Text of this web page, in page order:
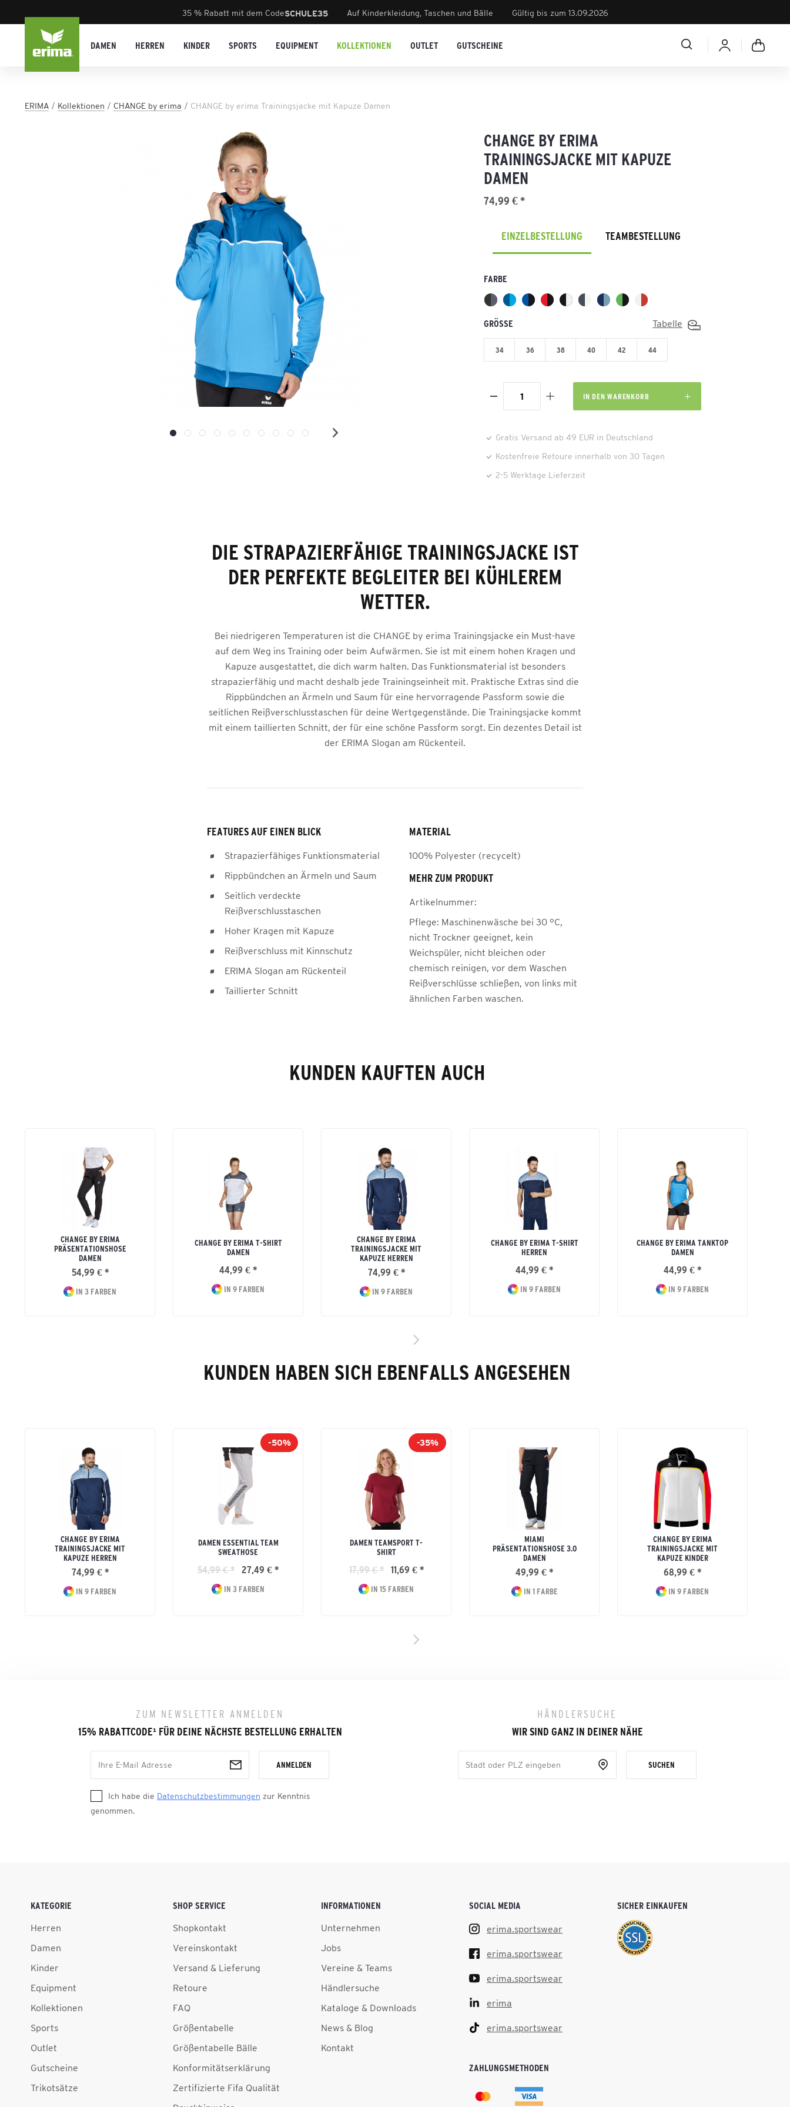
35 % Rabatt mit dem CodeSCHULE35 Auf Kinderkleidung, Taschen und Bälle Gültig bis zum 13.09.2026
DAMEN HERREN KINDER SPORTS EQUIPMENT KOLLEKTIONEN OUTLET GUTSCHEINE
ERIMA Kollektionen CHANGE by erima CHANGE by erima Trainingsjacke mit Kapuze Damen
CHANGE BY ERIMA
TRAININGSJACKE MIT KAPUZE
DAMEN
74,99 € *
EINZELBESTELLUNG TEAMBESTELLUNG
FARBE
GRÖSSE Tabelle
34 36 38 40 42 44
IN DEN WARENKORB
Gratis Versand ab 49 EUR in Deutschland
Kostenfreie Retoure innerhalb von 30 Tagen
2-5 Werktage Lieferzeit
DIE STRAPAZIERFÄHIGE TRAININGSJACKE IST
DER PERFEKTE BEGLEITER BEI KÜHLEREM
WETTER.
Bei niedrigeren Temperaturen ist die CHANGE by erima Trainingsjacke ein Must-have
auf dem Weg ins Training oder beim Aufwärmen. Sie ist mit einem hohen Kragen und
Kapuze ausgestattet, die dich warm halten. Das Funktionsmaterial ist besonders
strapazierfähig und macht deshalb jede Trainingseinheit mit. Praktische Extras sind die
Rippbündchen an Ärmeln und Saum für eine hervorragende Passform sowie die
seitlichen Reißverschlusstaschen für deine Wertgegenstände. Die Trainingsjacke kommt
mit einem taillierten Schnitt, der für eine schöne Passform sorgt. Ein dezentes Detail ist
der ERIMA Slogan am Rückenteil.
FEATURES AUF EINEN BLICK
Strapazierfähiges Funktionsmaterial
Rippbündchen an Ärmeln und Saum
Seitlich verdeckte
Reißverschlusstaschen
Hoher Kragen mit Kapuze
Reißverschluss mit Kinnschutz
ERIMA Slogan am Rückenteil
Taillierter Schnitt
MATERIAL
100% Polyester (recycelt)
MEHR ZUM PRODUKT
Artikelnummer:
Pflege: Maschinenwäsche bei 30 °C,
nicht Trockner geeignet, kein
Weichspüler, nicht bleichen oder
chemisch reinigen, vor dem Waschen
Reißverschlüsse schließen, von links mit
ähnlichen Farben waschen.
KUNDEN KAUFTEN AUCH
CHANGE BY ERIMA
PRÄSENTATIONSHOSE
DAMEN
54,99 € *
IN 3 FARBEN
CHANGE BY ERIMA T-SHIRT
DAMEN
44,99 € *
IN 9 FARBEN
CHANGE BY ERIMA
TRAININGSJACKE MIT
KAPUZE HERREN
74,99 € *
IN 9 FARBEN
CHANGE BY ERIMA T-SHIRT
HERREN
44,99 € *
IN 9 FARBEN
CHANGE BY ERIMA TANKTOP
DAMEN
44,99 € *
IN 9 FARBEN
KUNDEN HABEN SICH EBENFALLS ANGESEHEN
CHANGE BY ERIMA
TRAININGSJACKE MIT
KAPUZE HERREN
74,99 € *
IN 9 FARBEN
-50%
DAMEN ESSENTIAL TEAM
SWEATHOSE
54,99 € * 27,49 € *
IN 3 FARBEN
-35%
DAMEN TEAMSPORT T-
SHIRT
17,99 € * 11,69 € *
IN 15 FARBEN
MIAMI
PRÄSENTATIONSHOSE 3.0
DAMEN
49,99 € *
IN 1 FARBE
CHANGE BY ERIMA
TRAININGSJACKE MIT
KAPUZE KINDER
68,99 € *
IN 9 FARBEN
ZUM NEWSLETTER ANMELDEN
15% RABATTCODE¹FÜR DEINE NÄCHSTE BESTELLUNG ERHALTEN
ANMELDEN
Ich habe die Datenschutzbestimmungen zur Kenntnis
genommen.
HÄNDLERSUCHE
WIR SIND GANZ IN DEINER NÄHE
SUCHEN
KATEGORIE
Herren
Damen
Kinder
Equipment
Kollektionen
Sports
Outlet
Gutscheine
Trikotsätze
SHOP SERVICE
Shopkontakt
Vereinskontakt
Versand & Lieferung
Retoure
FAQ
Größentabelle
Größentabelle Bälle
Konformitätserklärung
Zertifizierte Fifa Qualität
INFORMATIONEN
Unternehmen
Jobs
Vereine & Teams
Händlersuche
Kataloge & Downloads
News & Blog
Kontakt
SOCIAL MEDIA
erima.sportswear
erima.sportswear
erima.sportswear
erima
erima.sportswear
ZAHLUNGSMETHODEN
SICHER EINKAUFEN